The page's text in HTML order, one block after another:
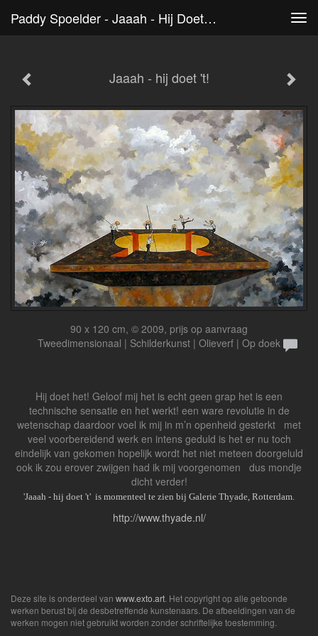
Paddy Spoelder - Jaaah - Hij Doet 't!
Jaaah - hij doet 't!
90 x 120 cm, © 2009, prijs op aanvraag
Tweedimensionaal | Schilderkunst | Olieverf | Op doek
Hij doet het! Geloof mij het is echt geen grap het is een
technische sensatie en het werkt! een ware revolutie in de
wetenschap daardoor voel ik mij in m’n openheid gesterkt met
veel voorbereidend werk en intens geduld is het er nu toch
eindelijk van gekomen hopelijk wordt het niet meteen doorgeluld
ook ik zou erover zwijgen had ik mij voorgenomen dus mondje
dicht verder!
'Jaaah - hij doet 't' is momenteel te zien bij Galerie Thyade, Rotterdam.
http://www.thyade.nl/
Deze site is onderdeel van www.exto.art . Het copyright op alle getoonde
werken berust bij de desbetreffende kunstenaars. De afbeeldingen van de
werken mogen niet gebruikt worden zonder schriftelijke toestemming.